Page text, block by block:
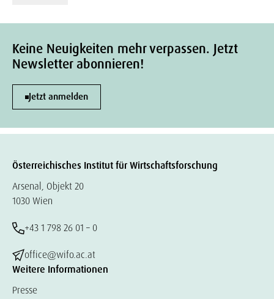
Keine Neuigkeiten mehr verpassen. Jetzt
Newsletter abonnieren!
Jetzt anmelden
Österreichisches Institut für Wirtschaftsforschung
Arsenal, Objekt 20
1030 Wien
+43 1 798 26 01 – 0
office@wifo.ac.at
Weitere Informationen
Presse